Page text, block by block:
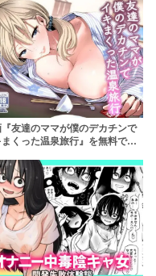
友達のママが僕のデカチンで
くった温泉旅行』を無料で読
2】